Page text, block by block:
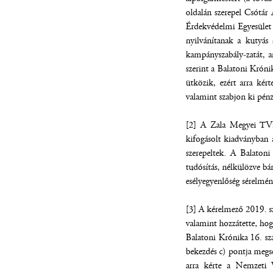
oldalán szerepel
Érdekvédelmi
nyilvánítanak a
kampányszabály-zatát,
szerint a Balatoni
ütközik, ezért arra
valamint szabjon ki
[2] A Zala Megyei
kifogásolt
szerepeltek. A
tudósítás, nélkülözve
esélyegyenlőség
[3] A kérelmező 2019.
valamint hozzátette,
Balatoni Krónika 16.
bekezdés c) pontja
arra kérte a Nemzeti